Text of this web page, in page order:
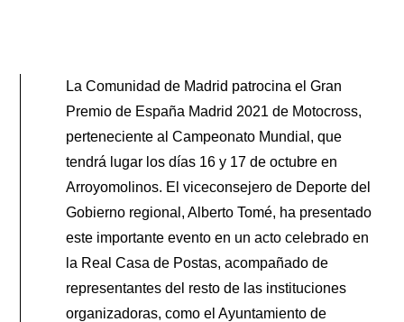
La Comunidad de Madrid patrocina el Gran
Premio de España Madrid 2021 de Motocross,
perteneciente al Campeonato Mundial, que
tendrá lugar los días 16 y 17 de octubre en
Arroyomolinos. El viceconsejero de Deporte del
Gobierno regional, Alberto Tomé, ha presentado
este importante evento en un acto celebrado en
la Real Casa de Postas, acompañado de
representantes del resto de las instituciones
organizadoras, como el Ayuntamiento de